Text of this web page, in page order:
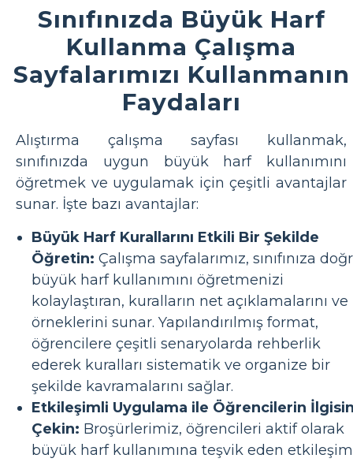
Sınıfınızda Büyük Harf
Kullanma Çalışma
Sayfalarımızı Kullanmanın
Faydaları
Alıştırma çalışma sayfası kullanmak,
sınıfınızda uygun büyük harf kullanımını
öğretmek ve uygulamak için çeşitli avantajlar
sunar. İşte bazı avantajlar:
Büyük Harf Kurallarını Etkili Bir Şekilde
Öğretin: Çalışma sayfalarımız, sınıfınıza
büyük harf kullanımını öğretmenizi
kolaylaştıran, kuralların net açıklamalarını ve
örneklerini sunar. Yapılandırılmış format,
öğrencilere çeşitli senaryolarda rehberlik
ederek kuralları sistematik ve organize bir
şekilde kavramalarını sağlar.
Etkileşimli Uygulama ile Öğrencilerin
Çekin: Broşürlerimiz, öğrencileri aktif olarak
büyük harf kullanımına teşvik eden